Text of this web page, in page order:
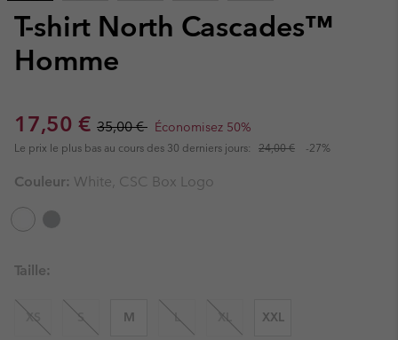
T-shirt North Cascades™
Homme
Sale price:
17,50 € Regular price:
35,00 € Économisez 50%
Le prix le plus bas au cours des 30 derniers jours: 24,00 € -27%
Couleur: White, CSC Box Logo
Taille:
XS S M L XL XXL